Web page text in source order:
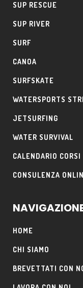
SUP RESCUE
SUP RIVER
SURF
CANOA
SURFSKATE
WATERSPORTS
JETSURFING
WATER SURVIVAL
CALENDARIO CORSI
CONSULENZA
HOME
CHI SIAMO
BREVETTATI CON